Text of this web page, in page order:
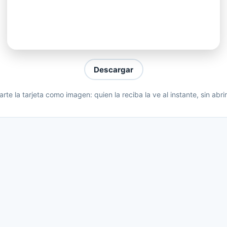
pienso en él
a tí,
de amar,
Descargar
la tarjeta como imagen: quien la reciba la ve al instante, sin